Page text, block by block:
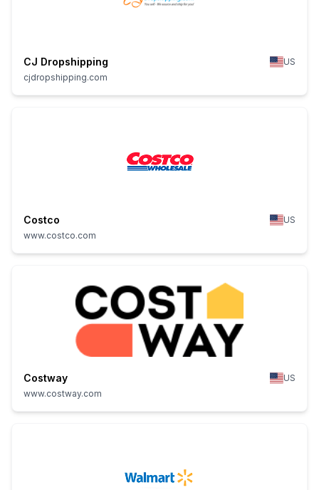
CJ Dropshipping
US
cjdropshipping.com
Costco
US
www.costco.com
Costway
US
www.costway.com